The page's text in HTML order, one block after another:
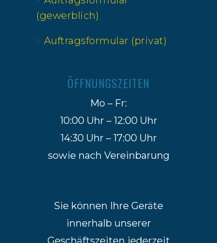
(gewerblich)
Auftragsformular (privat)
ÖFFNUNGSZEITEN
Mo – Fr:
10:00 Uhr – 12:00 Uhr
14:30 Uhr – 17:00 Uhr
sowie nach Vereinbarung
Sie können Ihre Geräte
innerhalb unserer
Geschäftszeiten jederzeit